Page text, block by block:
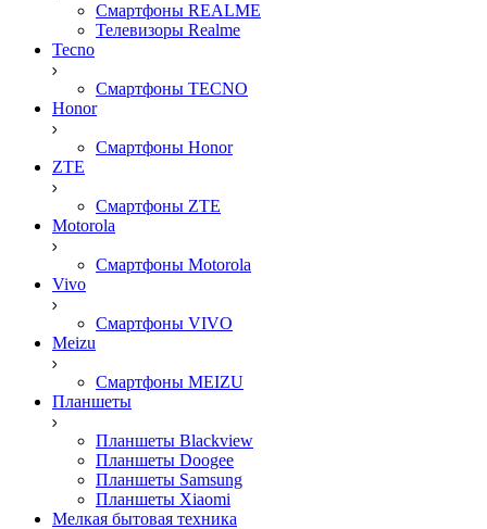
Смартфоны REALME
Телевизоры Realme
Tecno
Смартфоны TECNO
Honor
Смартфоны Honor
ZTE
Смартфоны ZTE
Motorola
Смартфоны Motorola
Vivo
Смартфоны VIVO
Meizu
Смартфоны MEIZU
Планшеты
Планшеты Blackview
Планшеты Doogee
Планшеты Samsung
Планшеты Xiaomi
Мелкая бытовая техника